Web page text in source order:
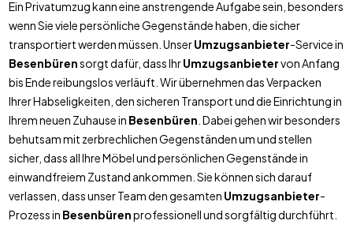
Ein Privatumzug kann eine anstrengende Aufgabe sein, besonders
wenn Sie viele persönliche Gegenstände haben, die sicher
transportiert werden müssen. UnserUmzugsanbieter-Service in
Besenbürensorgt dafür, dass IhrUmzugsanbietervon Anfang
bis Ende reibungslos verläuft. Wir übernehmen das Verpacken
Ihrer Habseligkeiten, den sicheren Transport und die Einrichtung in
Ihrem neuen Zuhause in Besenbüren . Dabei gehen wir besonders
behutsam mit zerbrechlichen Gegenständen um und stellen
sicher, dass all Ihre Möbel und persönlichen Gegenstände in
einwandfreiem Zustand ankommen. Sie können sich darauf
verlassen, dass unser Team den gesamten Umzugsanbieter-
Prozess in Besenbürenprofessionell und sorgfältig durchführt.